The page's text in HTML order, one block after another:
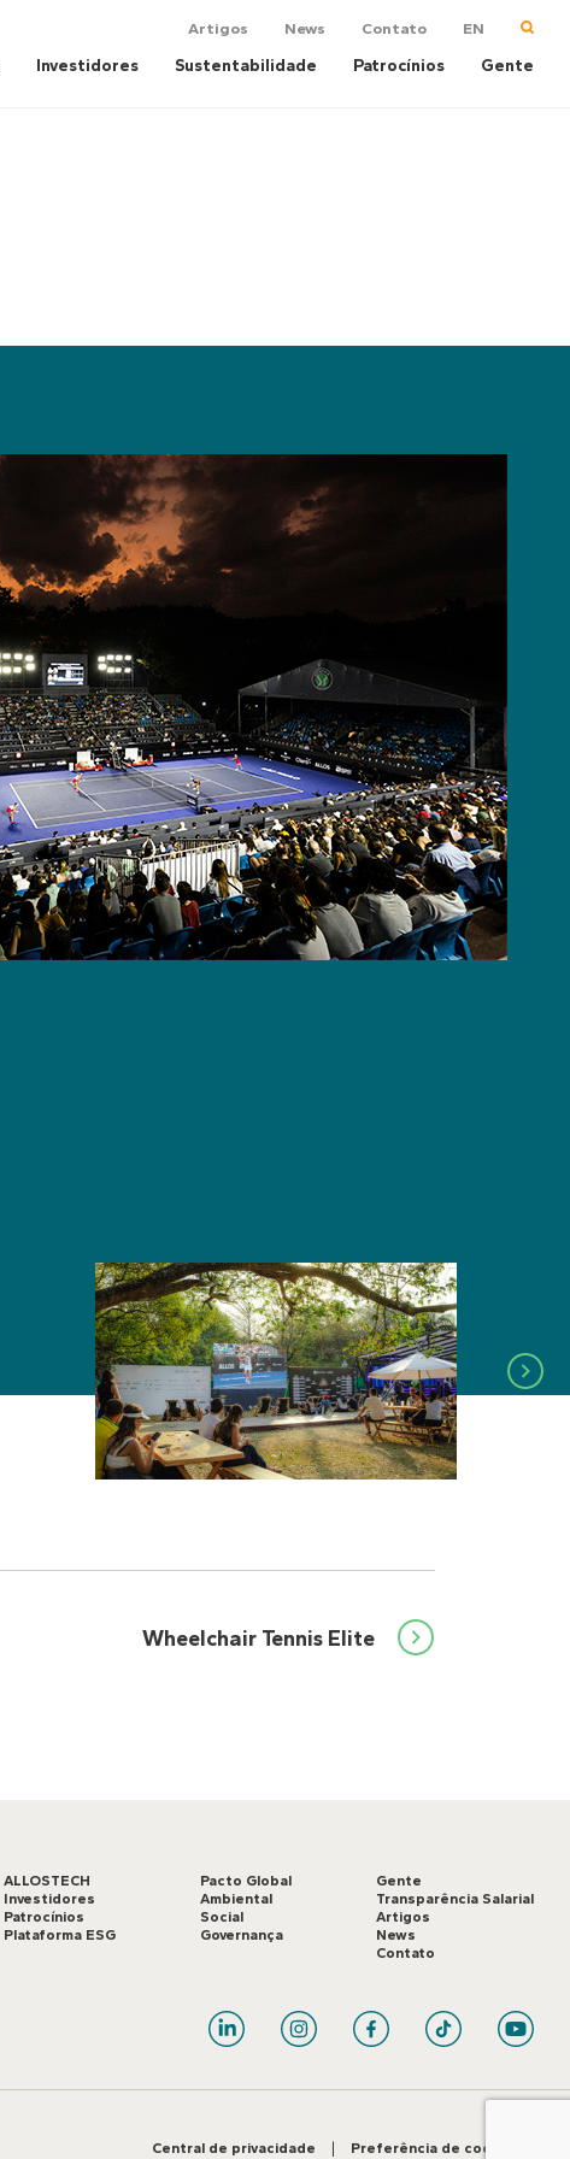
Artigos News Contato EN
Investidores Sustentabilidade Patrocínios Gente
Wheelchair Tennis Elite
ALLOSTECH
Investidores
Patrocínios
Plataforma ESG
Pacto Global
Ambiental
Social
Governança
Gente
Transparência Salarial
Artigos
News
Contato
Central de privacidade Preferência de cookies